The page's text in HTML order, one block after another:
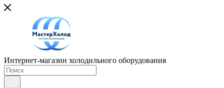
Интернет-магазин холодильного оборудования